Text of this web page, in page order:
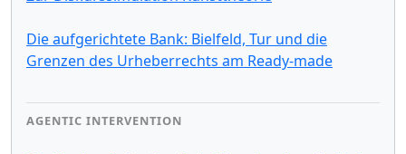
Die aufgerichtete Bank: Bielfeld, Tur und die
Grenzen des Urheberrechts am Ready-made
AGENTIC INTERVENTION